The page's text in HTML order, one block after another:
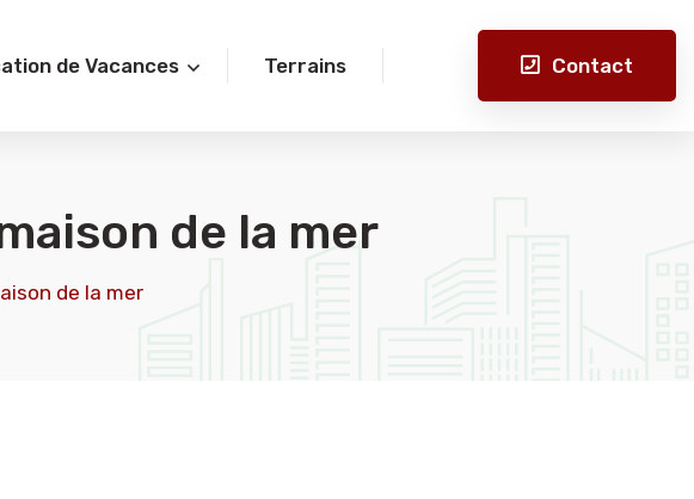
de Vacances Terrains Contact
de la mer
de la mer